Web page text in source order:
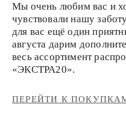
Мы очень любим вас и
чувствовали нашу
для вас ещё один
августа дарим
весь ассортимент
«ЭКСТРА20».
ПЕРЕЙТИ К